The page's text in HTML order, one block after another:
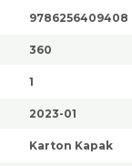
9786256409408
360
1
2023-01
Karton Kapak